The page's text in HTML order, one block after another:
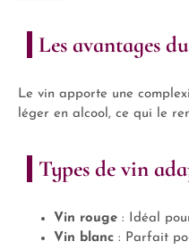
Les avantages
Le vin apporte une
léger en alcool, ce qui le
Types de vin
Vin rouge : Idéal
Vin blanc : Parfait